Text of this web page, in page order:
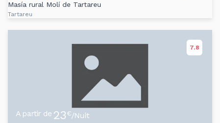
Masía rural Molí de Tartareu
Tartareu
7.8
A partir de 23€/Nuit